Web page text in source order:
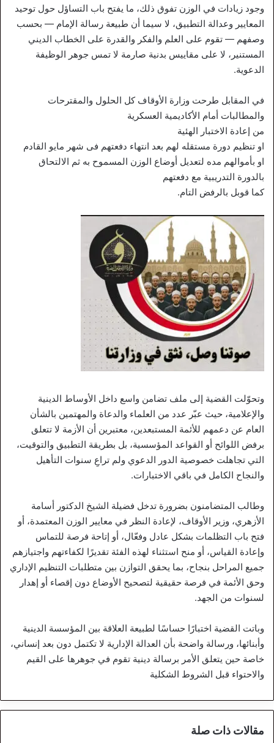
وجود زيادات في الوزن تفوق ذلك، ما يفتح باب التساؤل حول توحيد
المعايير وعدالة التطبيق، لا سيما أن طبيعة رسالة الإمام — بحسب
وصفهم — تقوم على العلم والفكر والقدرة على الخطاب الديني
المستنير، لا على مقاييس بدنية صارمة لا تمس جوهر الوظيفة
الدعوية.
في المقابل طرحت وزارة الأوقاف كل الحلول والمقترحات
والمطالبات أمام الأكاديمية العسكرية
من إعادة الاختبار الهئية
او تنظيم دورة مستقله لهم بعد انتهاء دفعتهم فى شهر مايو القادم
او بأموالهم مده لتعديل أوضاع الوزن المسموح به ثم الالتحاق
بالدورة التدريبية مع دفعتهم
كما قوبل بالرفض التام.
وتحوّلت القضية إلى ملف تضامن واسع داخل الأوساط الدينية
والإعلامية، حيث عبّر عدد من العلماء والدعاة والمهتمين بالشأن
العام عن دعمهم للأئمة المستبعدين، معتبرين أن الأزمة لا تتعلق
برفض اللوائح أو القواعد المؤسسية، بل بطريقة التطبيق والتوقيت،
التي تجاهلت خصوصية الدور الدعوي ولم تراعِ سنوات التأهيل
والنجاح الكامل في باقي الاختبارات.
وطالب المتضامنون بضرورة تدخل فضيلة الشيخ الدكتور أسامة
الأزهري، وزير الأوقاف، لإعادة النظر في معايير الوزن المعتمدة، أو
فتح باب التظلمات بشكل عادل وفعّال، أو إتاحة فرصة للتماس
وإعادة القياس، أو منح استثناء لهذه الفئة تقديرًا لكفاءتهم واجتيازهم
جميع المراحل بنجاح، بما يحقق التوازن بين متطلبات التنظيم الإداري
وحق الأئمة في فرصة حقيقية لتصحيح الأوضاع دون إقصاء أو إهدار
لسنوات من الجهد.
وباتت القضية اختبارًا حساسًا لطبيعة العلاقة بين المؤسسة الدينية
وأبنائها، ورسالة واضحة بأن العدالة الإدارية لا تكتمل دون بعد إنساني،
خاصة حين يتعلق الأمر برسالة دينية تقوم في جوهرها على القيم
والاحتواء قبل الشروط الشكلية
مقالات ذات صلة